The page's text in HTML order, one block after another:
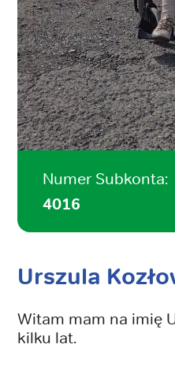
Numer Subkonta:
4016
Urszula
Witam mam na imię
kilku lat.